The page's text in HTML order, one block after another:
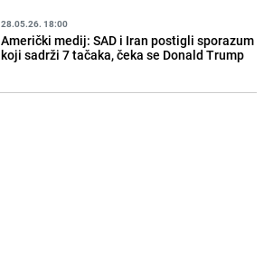
28.05.26. 18:00
Američki medij: SAD i Iran postigli sporazum
koji sadrži 7 tačaka, čeka se Donald Trump